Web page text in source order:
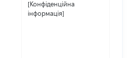
[Конфіденційна
інформація]